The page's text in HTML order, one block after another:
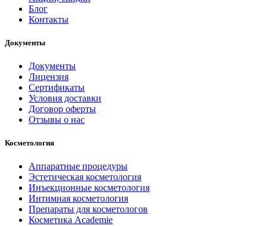
Блог
Контакты
Документы
Документы
Лицензия
Сертификаты
Условия доставки
Договор оферты
Отзывы о нас
Косметология
Аппаратные процедуры
Эстетическая косметология
Инъекционные косметология
Интимная косметология
Препараты для косметологов
Косметика Academie